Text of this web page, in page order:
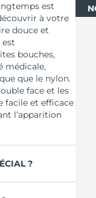
est
à votre
douce et
est
bouches,
médicale,
que le nylon.
face et les
facile et efficace
l’apparition
?